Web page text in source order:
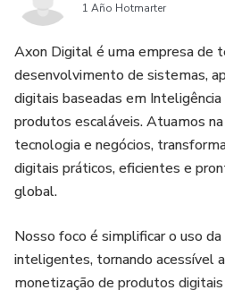
1 Año Hotmarter
Axon Digital é uma empresa de
desenvolvimento de sistemas,
digitais baseadas em
produtos escaláveis. Atuamos
tecnologia e negócios,
digitais práticos, eficientes e
global.
Nosso foco é simplificar o uso
inteligentes, tornando acessível
monetização de produtos